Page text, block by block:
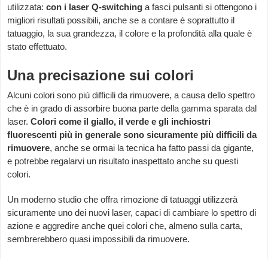
utilizzata:con i laser Q-switching a fasci pulsanti si ottengono i
migliori risultati possibili, anche se a contare è soprattutto il
tatuaggio, la sua grandezza, il colore e la profondità alla quale è
stato effettuato.
Una precisazione sui colori
Alcuni colori sono più difficili da rimuovere, a causa dello spettro
che è in grado di assorbire buona parte della gamma sparata dal
laser.Colori come il giallo, il verde e gli inchiostri
fluorescenti più in generale sono sicuramente più difficili da
rimuovere, anche se ormai la tecnica ha fatto passi da gigante,
e potrebbe regalarvi un risultato inaspettato anche su questi
colori.
Un moderno studio che offra rimozione di tatuaggi utilizzerà
sicuramente uno dei nuovi laser, capaci di cambiare lo spettro di
azione e aggredire anche quei colori che, almeno sulla carta,
sembrerebbero quasi impossibili da rimuovere.